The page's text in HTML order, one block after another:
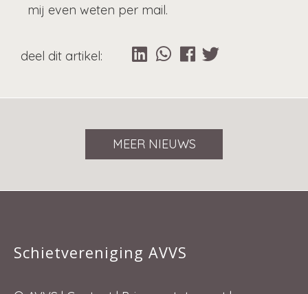
mij even weten per mail.
MEER NIEUWS
Schietvereniging AVVS